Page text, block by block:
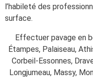
l’habileté des
surface.
Effectuer pavage en
Étampes, Palaiseau,
Corbeil-Essonnes,
Longjumeau, Massy,